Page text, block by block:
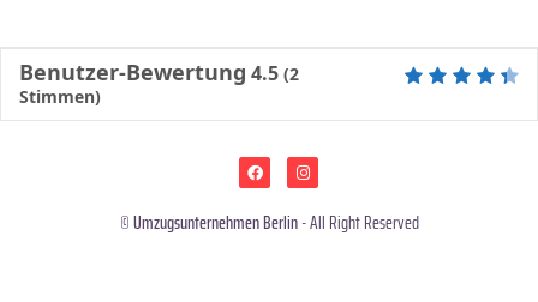
Benutzer-Bewertung 4.5 (2
Stimmen)
©Umzugsunternehmen Berlin- All Right Reserved